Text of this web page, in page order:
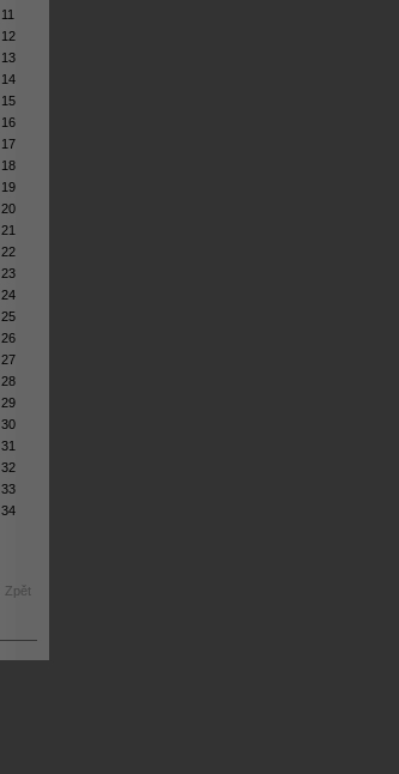
11
12
13
14
15
16
17
18
19
20
21
22
23
24
25
26
27
28
29
30
31
32
33
34
Zpět